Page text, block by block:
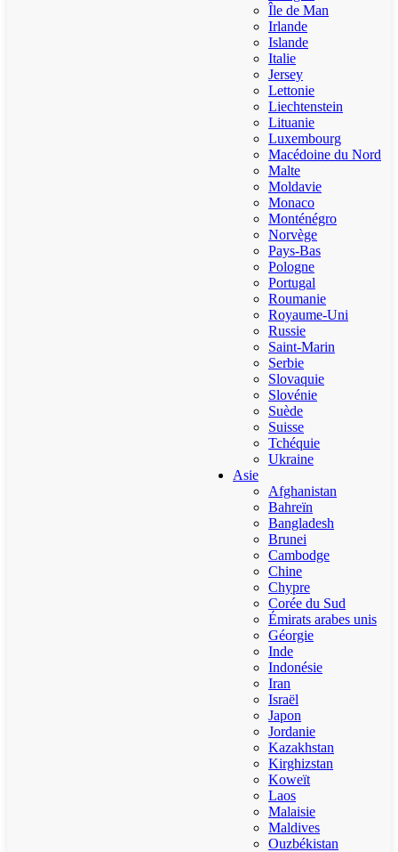
Île de Man
Irlande
Islande
Italie
Jersey
Lettonie
Liechtenstein
Lituanie
Luxembourg
Macédoine du Nord
Malte
Moldavie
Monaco
Monténégro
Norvège
Pays-Bas
Pologne
Portugal
Roumanie
Royaume-Uni
Russie
Saint-Marin
Serbie
Slovaquie
Slovénie
Suède
Suisse
Tchéquie
Ukraine
Asie
Afghanistan
Bahreïn
Bangladesh
Brunei
Cambodge
Chine
Chypre
Corée du Sud
Émirats arabes unis
Géorgie
Inde
Indonésie
Iran
Israël
Japon
Jordanie
Kazakhstan
Kirghizstan
Koweït
Laos
Malaisie
Maldives
Ouzbékistan